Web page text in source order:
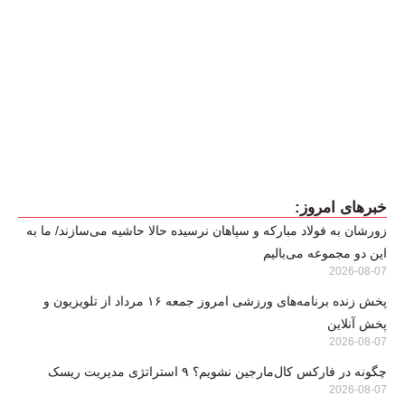
خبرهای امروز:
زورشان به فولاد مبارکه و سپاهان نرسیده حالا حاشیه می‌سازند/ ما به
این دو مجموعه می‌بالیم
2026-08-07
پخش زنده برنامه‌های ورزشی امروز جمعه ۱۶ مرداد از تلویزیون و
پخش آنلاین
2026-08-07
چگونه در فارکس کال‌مارجین نشویم؟ ۹ استراتژی مدیریت ریسک
2026-08-07